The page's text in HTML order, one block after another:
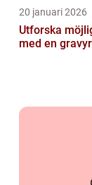
20 januari 2026
Utforska
med en